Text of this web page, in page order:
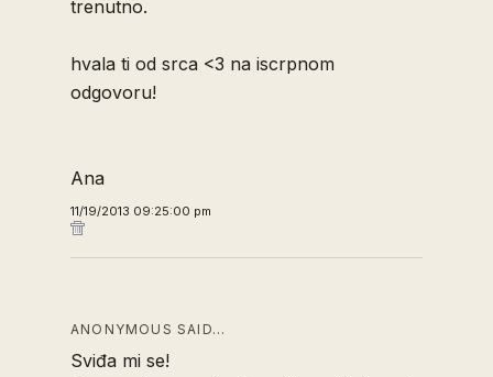
trenutno.
hvala ti od srca <3 na iscrpnom
odgovoru!
Ana
11/19/2013 09:25:00 pm
ANONYMOUS SAID…
Sviđa mi se!